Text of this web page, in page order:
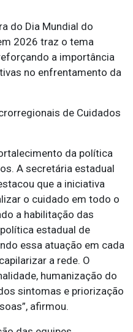
do Dia Mundial do
2026 traz o tema
a importância
no enfrentamento da
de Cuidados
da política
A secretária estadual
que a iniciativa
o cuidado em todo o
a habilitação das
estadual de
essa atuação em cada
a rede. O
humanização do
sintomas e priorização
afirmou.